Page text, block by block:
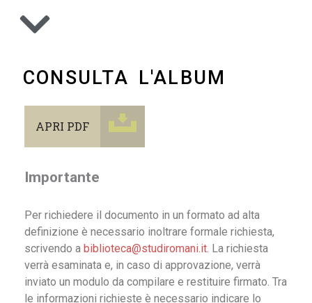
CONSULTA L'ALBUM
APRI PDF
Importante
Per richiedere il documento in un formato ad alta
definizione è necessario inoltrare formale richiesta,
scrivendo a biblioteca@studiromani.it. La richiesta
verrà esaminata e, in caso di approvazione, verrà
inviato un modulo da compilare e restituire firmato. Tra
le informazioni richieste è necessario indicare lo